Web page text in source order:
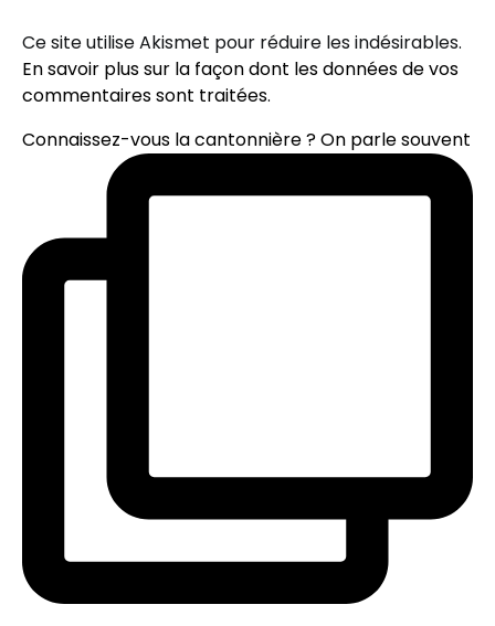
Ce site utilise Akismet pour réduire les indésirables.
En savoir plus sur la façon dont les données de vos
commentaires sont traitées.
Connaissez-vous la cantonnière ? On parle souvent